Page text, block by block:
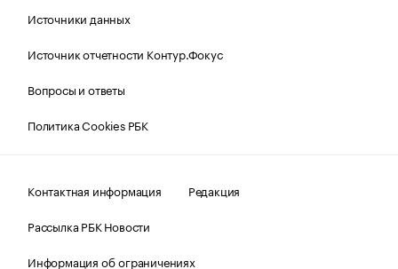
Источники данных
Источник отчетности Контур.Фокус
Вопросы и ответы
Политика Cookies РБК
Контактная информация
Редакция
Рассылка РБК Новости
Информация об ограничениях